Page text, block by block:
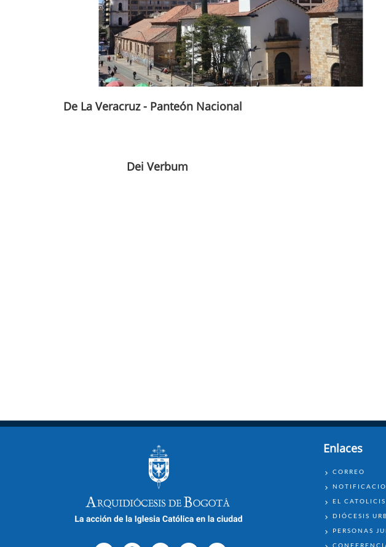
De La Veracruz - Panteón Nacional
Dei Verbum
Enlaces
ENLACES
CORREO
EL
DIÓCESIS
PERSONAS